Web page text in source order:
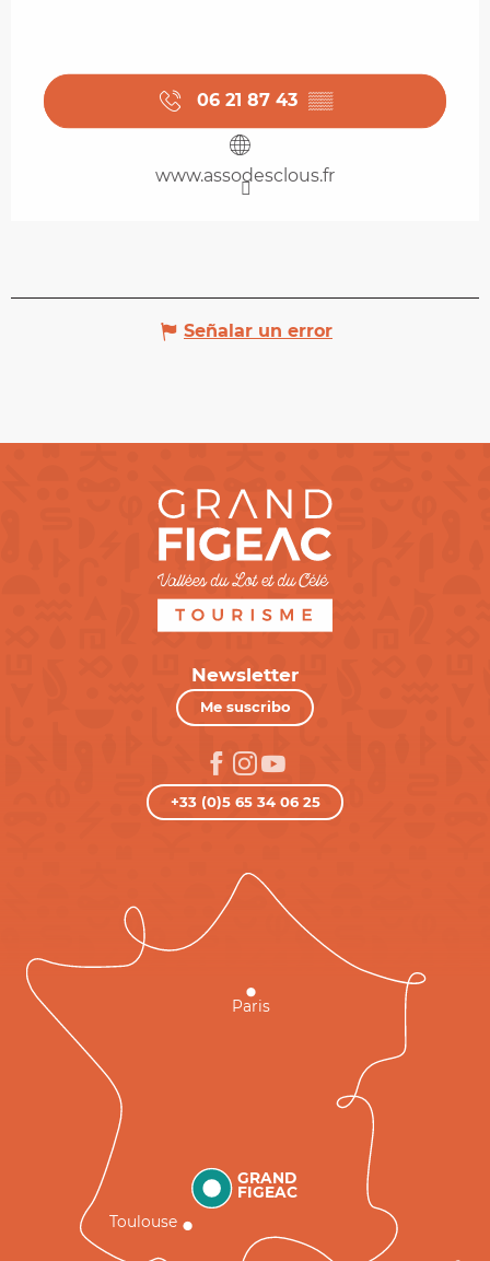
06 21 87 43 ▒▒
www.assodesclous.fr
Señalar un error
Newsletter
Me suscribo
+33 (0)5 65 34 06 25
GRAND
FIGEAC
Toulouse
Paris